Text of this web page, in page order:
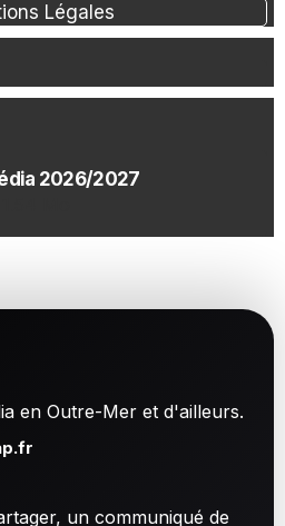
Légales
2026/2027
en Outre-Mer et d'ailleurs.
un communiqué de